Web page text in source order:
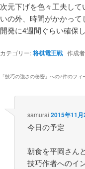
次元下げを色々工夫し
いの外、時間がかかっ
開発に4週間ぐらい確保
カテゴリー:将棋電王戦 作成
「技巧の強さの秘密 」への7件のフィ
samurai 2015年11
今日の予定
朝食を平岡さん
技巧作者へのイ